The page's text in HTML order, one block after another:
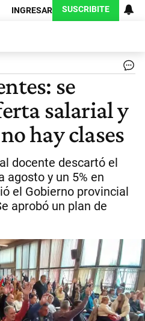
INGRESAR SUSCRIBITE
se
salarial y
hay clases
docente descartó el
agosto y un 5% en
el Gobierno provincial
aprobó un plan de